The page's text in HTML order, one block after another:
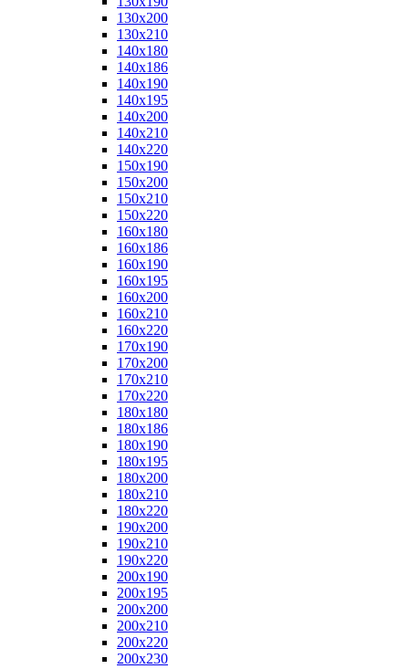
130x200
130x210
140x180
140x186
140x190
140x195
140x200
140x210
140x220
150x190
150x200
150x210
150x220
160x180
160x186
160x190
160x195
160x200
160x210
160x220
170x190
170x200
170x210
170x220
180x180
180x186
180x190
180x195
180x200
180x210
180x220
190x200
190x210
190x220
200x190
200x195
200x200
200x210
200x220
200x230